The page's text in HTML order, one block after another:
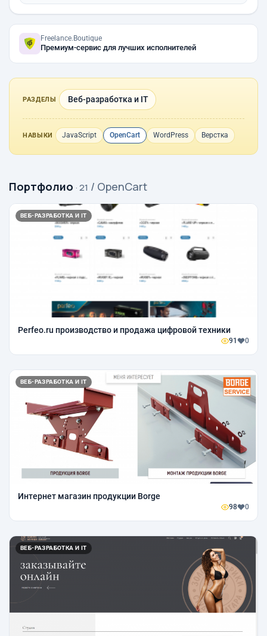
Freelance.Boutique
Премиум-сервис для лучших исполнителей
РАЗДЕЛЫ Веб-разработка и IT
НАВЫКИ JavaScript OpenCart WordPress Верстка
Портфолио · 21 / OpenCart
ВЕБ-РАЗРАБОТКА И IT
Perfeo.ru производство и продажа цифровой техники
91 0
ВЕБ-РАЗРАБОТКА И IT
Интернет магазин продукции Borge
98 0
ВЕБ-РАЗРАБОТКА И IT